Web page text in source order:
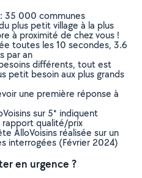
35 000 communes
plus petit village à la plus
à proximité de chez vous !
toutes les 10 secondes, 3.6
par an
différents, tout est
petit besoin aux plus grands
une première réponse à
sur 5* indiquent
rapport qualité/prix
AlloVoisins réalisée sur un
interrogées (Février 2024)
en urgence ?